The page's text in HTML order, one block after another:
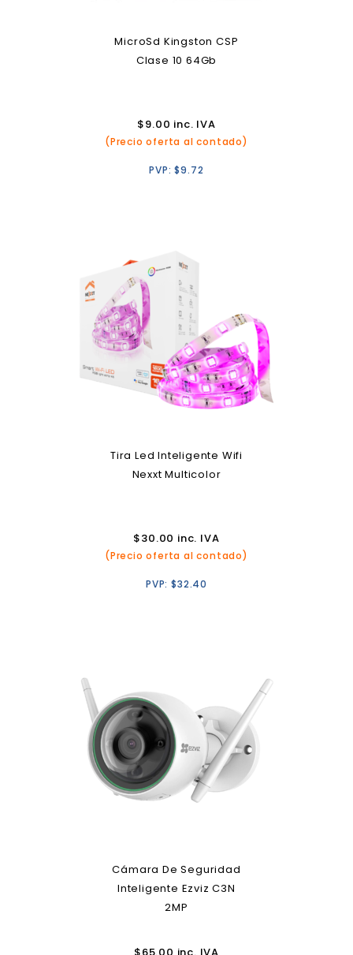
MicroSd Kingston CSP
Clase 10 64Gb
$9.00 inc. IVA
(Precio oferta al contado)
PVP:$9.72
Tira Led Inteligente Wifi
Nexxt Multicolor
$30.00 inc. IVA
(Precio oferta al contado)
PVP:$32.40
Cámara De Seguridad
Inteligente Ezviz C3N
2MP